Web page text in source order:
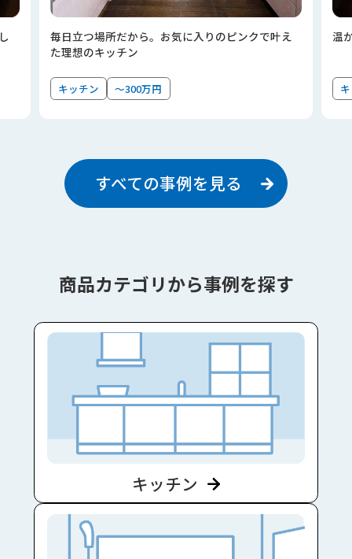
毎日立つ場所だから。お気に入りのピンクで叶え
た理想のキッチン
キッチン ～300万円
温
すべての事例を見る
商品カテゴリから事例を探す
キッチン